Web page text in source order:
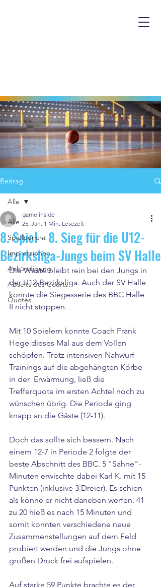
Beitrag
Alle
Spielbericht
Impressionen
Ankündigung
Abseits des Courts
Quotes
Alle
8. Spiel - 8. Sieg für die U12-
Bezirksliga-Jungs beim SV Halle
game inside
25. Jan. 1 Min. Lesezeit
Die Weste bleibt rein bei den Jungs in
der U12-Bezirksliga. Auch der SV Halle
konnte die Siegesserie des BBC Halle
II nicht stoppen.
Mit 10 Spielern konnte Coach Frank
Hege dieses Mal aus dem Vollen
schöpfen. Trotz intensiven Nahwurf-
Trainings auf die abgehängten Körbe
in der  Erwärmung, ließ die
Trefferquote im ersten Achtel noch zu
wünschen übrig. Die Periode ging
knapp an die Gäste (12-11).
Doch das sollte sich bessern. Nach
einem 12-7 in Periode 2 folgte der
beste Abschnitt des BBC. 5 "Sahne"-
Minuten erwischte dabei Karl K. mit 15
Punkten (inklusive 3 Dreier). Es schien
als könne er nicht daneben werfen. 41
zu 20 hieß es nach 15 Minuten und
somit konnten verschiedene neue
Zusammenstellungen auf dem Feld
probiert werden und die Jungs ohne
großen Druck frei aufspielen.
Auf starke 59 Punkte brachte es der